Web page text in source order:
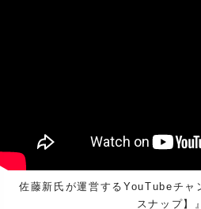
佐藤新氏が運営するYouTubeチャ
スナップ】